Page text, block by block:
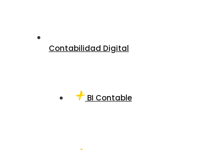
Contabilidad Digital
BI Contable